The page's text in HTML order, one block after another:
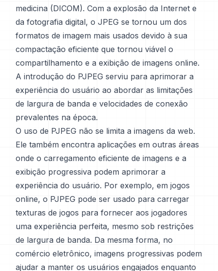
medicina (DICOM). Com a explosão da Internet e
da fotografia digital, o JPEG se tornou um dos
formatos de imagem mais usados devido à sua
compactação eficiente que tornou viável o
compartilhamento e a exibição de imagens online.
A introdução do PJPEG serviu para aprimorar a
experiência do usuário ao abordar as limitações
de largura de banda e velocidades de conexão
prevalentes na época.
O uso de PJPEG não se limita a imagens da web.
Ele também encontra aplicações em outras áreas
onde o carregamento eficiente de imagens e a
exibição progressiva podem aprimorar a
experiência do usuário. Por exemplo, em jogos
online, o PJPEG pode ser usado para carregar
texturas de jogos para fornecer aos jogadores
uma experiência perfeita, mesmo sob restrições
de largura de banda. Da mesma forma, no
comércio eletrônico, imagens progressivas podem
ajudar a manter os usuários engajados enquanto